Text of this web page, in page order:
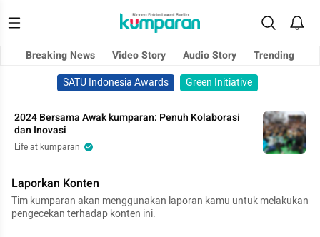
Breaking News Video Story Audio Story
Trending
SATU Indonesia Awards
Green Initiative
2024 Bersama Awak kumparan: Penuh Kolaborasi
dan Inovasi
Life at kumparan
Laporkan Konten
Tim kumparan akan menggunakan laporan kamu untuk melakukan
pengecekan terhadap konten ini.